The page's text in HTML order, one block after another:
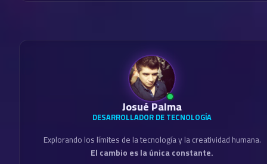
Josué Palma
DESARROLLADOR DE TECNOLOGÍA
Explorando los límites de la tecnología y la creatividad humana.
El cambio es la única constante.